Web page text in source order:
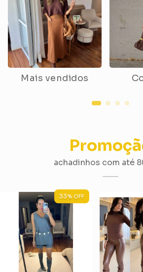
Mais vendidos
achadinhos com até
33% OFF